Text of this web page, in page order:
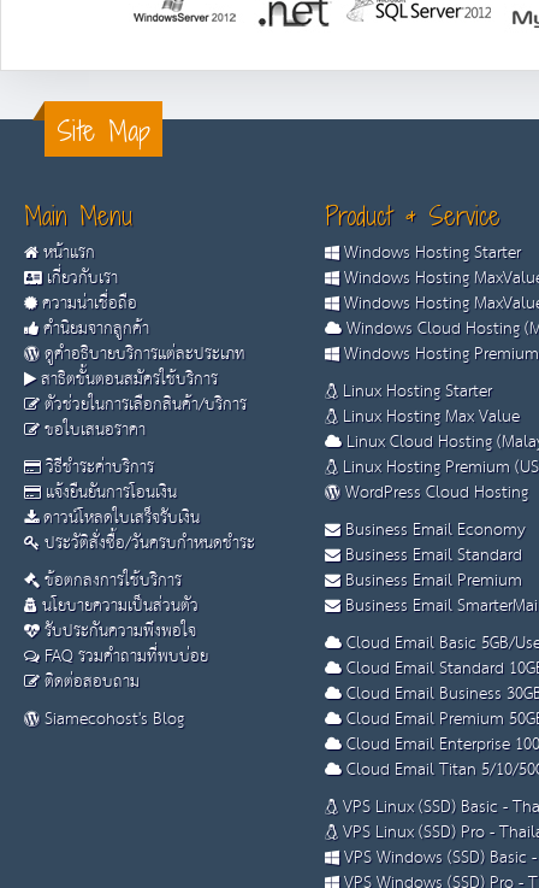
Site Map
Main Menu
หน้าแรก
เกี่ยวกับเรา
ความน่าเชื่อถือ
คำนิยมจากลูกค้า
ดูคำอธิบายบริการแต่ละประเภท
สาธิตขั้นตอนสมัครใช้บริการ
ตัวช่วยในการเลือกสินค้า/บริการ
ขอใบเสนอราคา
วิธีชำระค่าบริการ
แจ้งยืนยันการโอนเงิน
ดาวน์โหลดใบเสร็จรับเงิน
ประวัติสั่งซื้อ/วันครบกำหนดชำระ
ข้อตกลงการใช้บริการ
นโยบายความเป็นส่วนตัว
รับประกันความพึงพอใจ
FAQ รวมคำถามที่พบบ่อย
ติดต่อสอบถาม
Siamecohost's Blog
Product & Service
Windows Hosting Starter
Windows Hosting
Windows Hosting
Windows Cloud Hosting
Windows Hosting
Linux Hosting Starter
Linux Hosting Max Value
Linux Cloud Hosting
Linux Hosting Premium
WordPress Cloud Hosting
Business Email Economy
Business Email Standard
Business Email Premium
Business Email
Cloud Email Basic 5GB/
Cloud Email Standard
Cloud Email Business
Cloud Email Premium
Cloud Email Enterprise
Cloud Email Titan 5/10/
VPS Linux (SSD) Basic -
VPS Linux (SSD) Pro -
VPS Windows (SSD) Basic